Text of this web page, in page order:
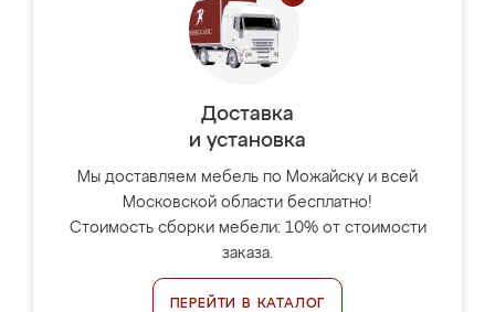
Доставка
и установка
Мы доставляем мебель по Можайску и всей
Московской области бесплатно!
Стоимость сборки мебели: 10% от стоимости
заказа.
ПЕРЕЙТИ В КАТАЛОГ